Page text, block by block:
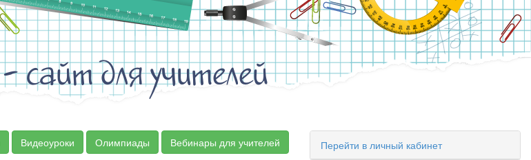
- сайт для учителей
Видеоуроки Олимпиады Вебинары для учителей Перейти в личный кабинет